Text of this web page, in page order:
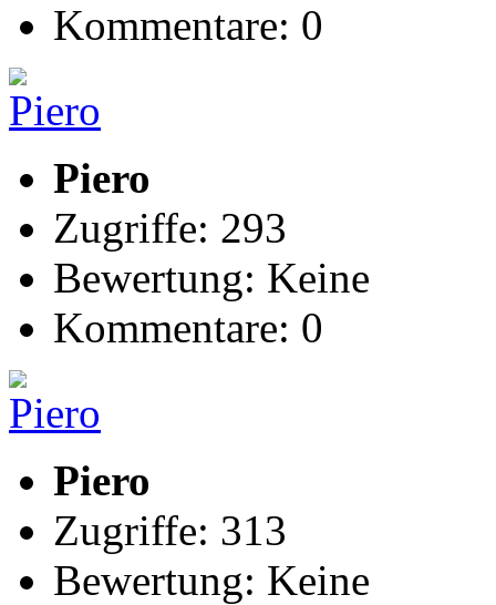
Kommentare: 0
Piero
Zugriffe: 293
Bewertung: Keine
Kommentare: 0
Piero
Zugriffe: 313
Bewertung: Keine